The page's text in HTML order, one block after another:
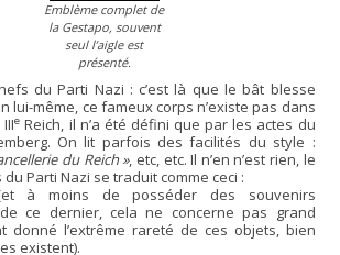
Emblème complet de
la Gestapo, souvent
seul l’aigle est
présenté.
du Parti Nazi : c’est là que le bât blesse
lui-même, ce fameux corps n’existe pas dans
e Reich, il n’a été défini que par les actes du
On lit parfois des facilités du style :
du Reich », etc, etc. Il n’en n’est rien, le
Parti Nazi se traduit comme ceci :
à moins de posséder des souvenirs
ce dernier, cela ne concerne pas grand
donné l’extrême rareté de ces objets, bien
existent).